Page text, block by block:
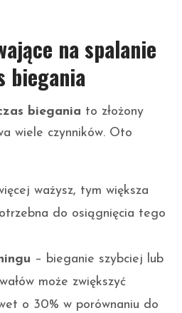
na spalanie
biegania
biegania to złożony
wiele czynników. Oto
ważysz, tym większa
do osiągnięcia tego
– bieganie szybciej lub
może zwiększyć
o 30% w porównaniu do